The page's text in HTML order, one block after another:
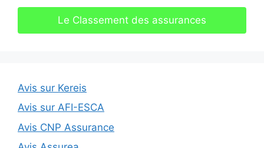
Le Classement des assurances
Avis sur Kereis
Avis sur AFI-ESCA
Avis CNP Assurance